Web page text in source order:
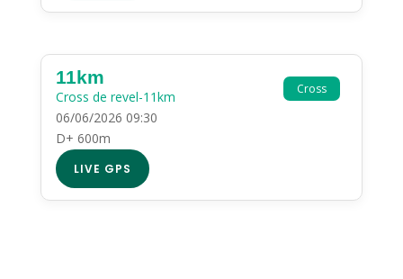
Cross
11km
Cross de revel-11km
06/06/2026 09:30
D+ 600m
LIVE GPS